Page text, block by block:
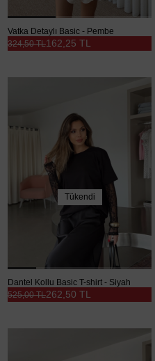
Vatka Detaylı Basic - Pembe
162,25 TL
324,50 TL
Tükendi
Dantel Kollu Basic T-shirt - Siyah
262,50 TL
525,00 TL